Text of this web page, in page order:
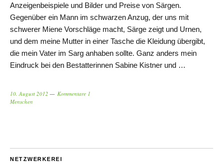
Anzeigenbeispiele und Bilder und Preise von Särgen.
Gegenüber ein Mann im schwarzen Anzug, der uns mit
schwerer Miene Vorschläge macht, Särge zeigt und Urnen,
und dem meine Mutter in einer Tasche die Kleidung übergibt,
die mein Vater im Sarg anhaben sollte. Ganz anders mein
Eindruck bei den Bestatterinnen Sabine Kistner und …
10. August 2012
Kommentare 1
Menschen
NETZWERKEREI